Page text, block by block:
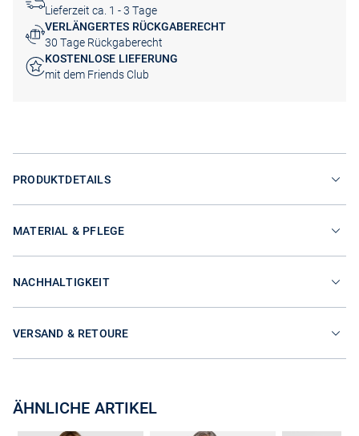
Lieferzeit ca. 1 - 3 Tage
VERLÄNGERTES RÜCKGABERECHT
30 Tage Rückgaberecht
KOSTENLOSE LIEFERUNG
mit dem Friends Club
PRODUKTDETAILS
MATERIAL & PFLEGE
NACHHALTIGKEIT
VERSAND & RETOURE
ÄHNLICHE ARTIKEL